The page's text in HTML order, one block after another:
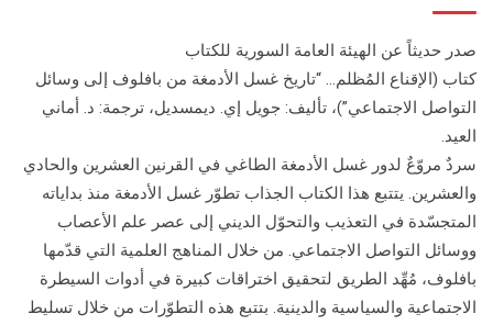
صدر حديثاً عن الهيئة العامة السورية للكتاب
كتاب (الإقناع المُظلم… “تاريخ غسل الأدمغة من بافلوف إلى وسائل
التواصل الاجتماعي”)، تأليف: جويل إي. ديمسديل، ترجمة: د. أماني
العيد.
سردٌ مروّعٌ لدور غسل الأدمغة الطاغي في القرنين العشرين والحادي
والعشرين. يتتبع هذا الكتاب الجذاب تطوّر غسل الأدمغة منذ بداياته
المتجسّدة في التعذيب والتحوّل الديني إلى عصر علم الأعصاب
ووسائل التواصل الاجتماعي. من خلال المناهج العلمية التي قدّمها
بافلوف، مُهِّد الطريق لتحقيق اختراقات كبيرة في أدوات السيطرة
الاجتماعية والسياسية والدينية. بتتبع هذه التطوّرات من خلال تسليط